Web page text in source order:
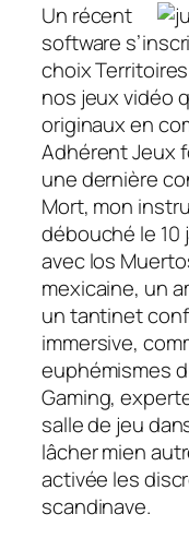
Un récent
software
choix
nos jeux vidéo
originaux en
Adhérent Jeux
une dernière
Mort, mon
débouché le 10
avec los
mexicaine, un
un tantinet
immersive,
euphémismes
Gaming,
salle de jeu
lâcher mien
activée les
scandinave.